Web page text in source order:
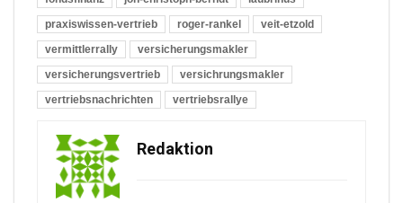
praxiswissen-vertrieb
roger-rankel
veit-etzold
vermittlerrally
versicherungsmakler
versicherungsvertrieb
versichrungsmakler
vertriebsnachrichten
vertriebsrallye
Redaktion